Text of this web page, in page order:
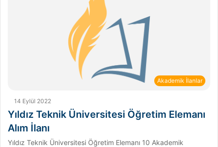
Akademik İlanlar
14 Eylül 2022
Yıldız Teknik Üniversitesi Öğretim Elemanı
Alım İlanı
Yıldız Teknik Üniversitesi Öğretim Elemanı 10 Akademik